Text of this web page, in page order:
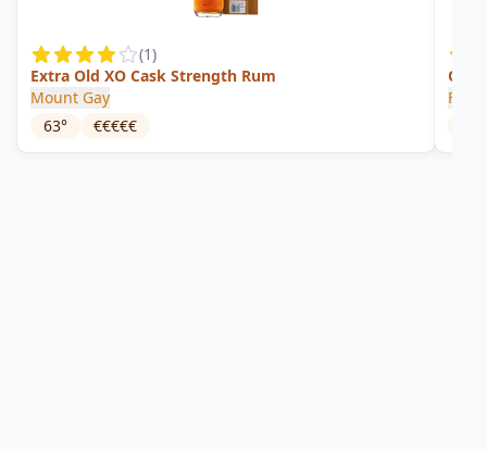
(1)
Extra Old XO Cask Strength Rum
Mount Gay
63° €€€€€